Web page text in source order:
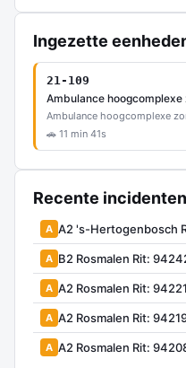
Ingezette
21-109
Ambulance
Ambulance hoogcomplexe
🚗 11 min 41s
Recente
A A2 's-Hertogenbosch
A B2 Rosmalen Rit:
A A2 Rosmalen Rit: 94221
A A2 Rosmalen Rit:
A A2 Rosmalen Rit: